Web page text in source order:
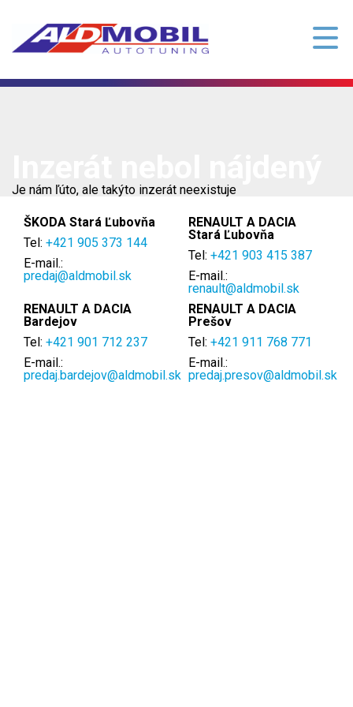
Je nám ľúto, ale takýto inzerát neexistuje
ŠKODA Stará Ľubovňa
Tel: +421 905 373 144
E-mail.:
predaj@aldmobil.sk
RENAULT A DACIA
Stará Ľubovňa
Tel: +421 903 415 387
E-mail.:
renault@aldmobil.sk
RENAULT A DACIA
Bardejov
Tel: +421 901 712 237
E-mail.:
predaj.bardejov@aldmobil.sk
RENAULT A DACIA
Prešov
Tel: +421 911 768 771
E-mail.:
predaj.presov@aldmobil.sk